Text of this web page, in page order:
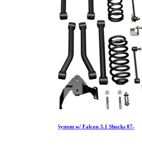
Sport ST3 Suspension System w/ Falcon 3.1 Shocks 07-